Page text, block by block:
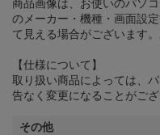
商品画像は、お使いのパソ
のメーカー・機種・画面設
て見える場合がございます
【仕様について】
取り扱い商品によっては、
告なく変更になることがござ
その他